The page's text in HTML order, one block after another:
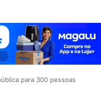
para 300 pessoas